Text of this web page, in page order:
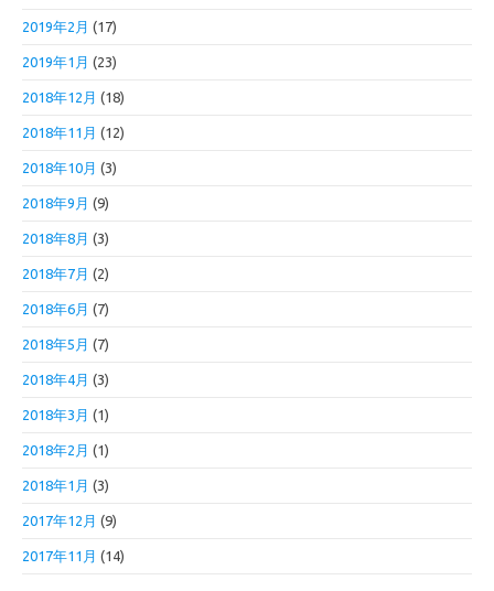
2019年2月 (17)
2019年1月 (23)
2018年12月 (18)
2018年11月 (12)
2018年10月 (3)
2018年9月 (9)
2018年8月 (3)
2018年7月 (2)
2018年6月 (7)
2018年5月 (7)
2018年4月 (3)
2018年3月 (1)
2018年2月 (1)
2018年1月 (3)
2017年12月 (9)
2017年11月 (14)